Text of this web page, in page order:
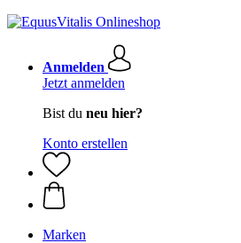
Anmelden
Jetzt anmelden
Bist du neu hier?
Konto erstellen
Marken